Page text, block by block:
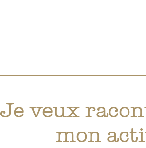
Je veux
mon